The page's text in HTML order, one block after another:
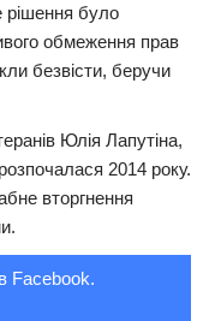
рішення було
обмеження прав
безвісти, беручи
Юлія Лапутіна,
2014 року.
вторгнення
Facebook.